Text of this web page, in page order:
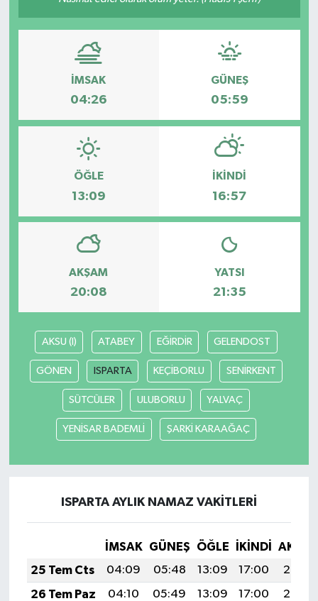
İMSAK
04:26
GÜNEŞ
05:59
ÖĞLE
13:09
İKINDI
16:57
AKŞAM
20:08
YATSI
21:35
AKSU (I) ATABEY EĞİRDİR GELENDOST
GÖNEN ISPARTA KEÇİBORLU SENİRKENT
SÜTCÜLER ULUBORLU YALVAÇ
YENİSAR BADEMLİ ŞARKİ KARAAĞAÇ
ISPARTA AYLIK NAMAZ VAKITLERI
İMSAK GÜNEŞ ÖĞLE İKINDI
25 Tem Cts
04:09 05:48 13:09 17:00
20:20
26 Tem Paz
04:10 05:49 13:09 17:00
20:20